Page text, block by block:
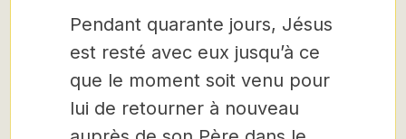
Pendant quarante jours, Jésus
est resté avec eux jusqu’à ce
que le moment soit venu pour
lui de retourner à nouveau